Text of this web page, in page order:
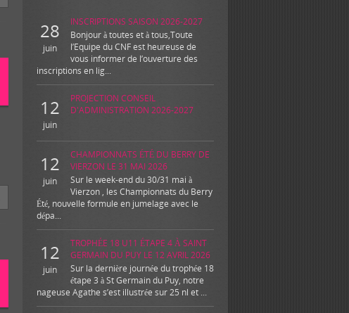
28
juin
INSCRIPTIONS SAISON 2026-2027
Bonjour à toutes et à tous,Toute
l’Equipe du CNF est heureuse de
vous informer de l’ouverture des
inscriptions en lig...
12
juin
PROJECTION CONSEIL
D'ADMINISTRATION 2026-2027
12
juin
CHAMPIONNATS ÉTÉ DU BERRY DE
VIERZON LE 31 MAI 2026
Sur le week-end du 30/31 mai à
Vierzon , les Championnats du Berry
Été, nouvelle formule en jumelage avec le
dépa...
12
juin
TROPHÉE 18 U11 ÉTAPE 4 À SAINT
GERMAIN DU PUY LE 12 AVRIL 2026
Sur la dernière journée du trophée 18
étape 3 à St Germain du Puy, notre
nageuse Agathe s’est illustrée sur 25 nl et ...